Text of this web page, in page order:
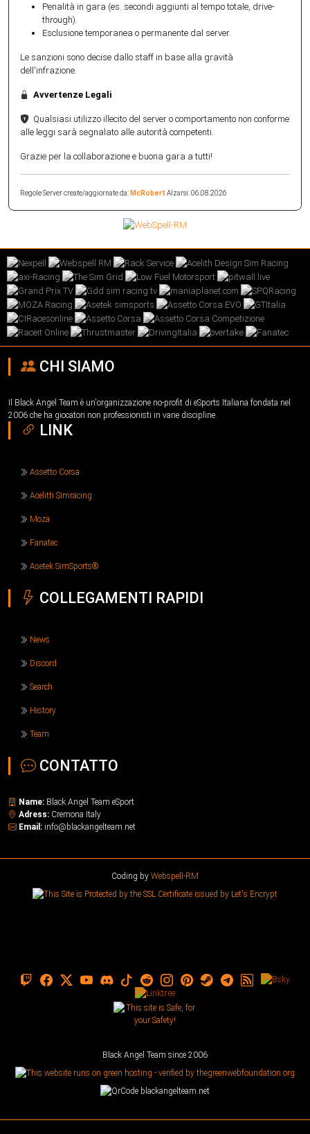
Penalità in gara (es. secondi aggiunti al tempo totale, drive-
through).
Esclusione temporanea o permanente dal server.
Le sanzioni sono decise dallo staff in base alla gravità
dell'infrazione.
Avvertenze Legali
Qualsiasi utilizzo illecito del server o comportamento non conforme
alle leggi sarà segnalato alle autorità competenti.
Grazie per la collaborazione e buona gara a tutti!
Regole Server create/aggiornate da: McRobert Alzarsi: 06.08.2026
CHI SIAMO
Il Black Angel Team è un'organizzazione no-profit di eSports Italiana fondata nel
2006 che ha giocatori non professionisti in varie discipline.
LINK
Assetto Corsa
Acelith Simracing
Moza
Fanatec
Asetek SimSports®
COLLEGAMENTI RAPIDI
News
Discord
Search
History
Team
CONTATTO
Name: Black Angel Team eSport
Adress: Cremona Italy
Email: info@blackangelteam.net
Coding by Webspell-RM
Black Angel Team since 2006